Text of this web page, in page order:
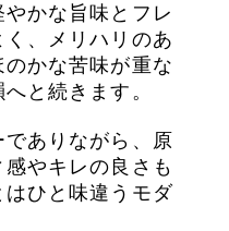
かな旨味とフレ
、メリハリのあ
かな苦味が重な
と続きます。
ありながら、原
やキレの良さも
ひと味違うモダ